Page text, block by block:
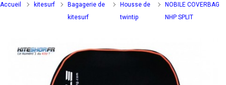
Accueil kitesurf
Bagagerie de
kitesurf
Housse de
twintip
NOBILE COVERBAG
NHP SPLIT